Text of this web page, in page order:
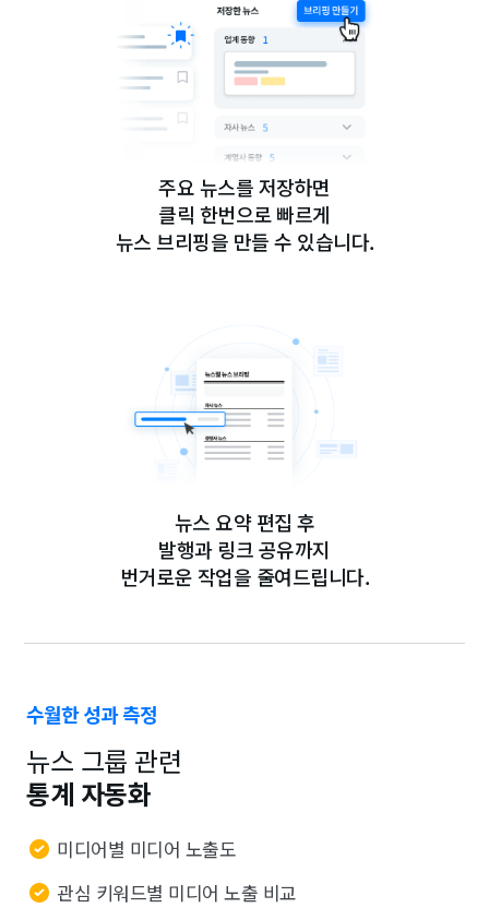
주요 뉴스를 저장하면
클릭 한번으로 빠르게
뉴스 브리핑을 만들 수 있습니다.
뉴스 요약 편집 후
발행과 링크 공유까지
번거로운 작업을 줄여드립니다.
수월한 성과 측정
뉴스 그룹 관련
통계 자동화
미디어별 미디어 노출도
관심 키워드별 미디어 노출 비교